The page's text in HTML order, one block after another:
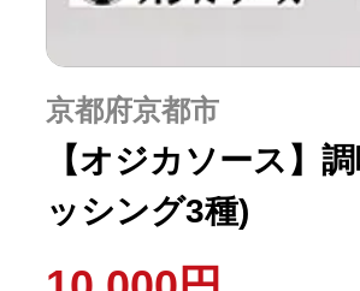
京都府京都市
【オジカソース】
ッシング3種)